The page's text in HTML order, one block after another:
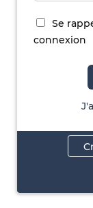
Se
connexion